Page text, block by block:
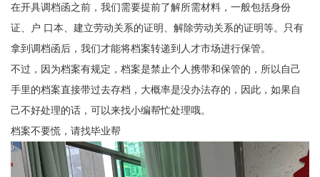
在开具调档函之前，我们需要提前了解所需材料，一般包括身份
证、户 口本、建立劳动关系的证明、解除劳动关系的证明等。只有
拿到调档函后，我们才能将档案转递到人才市场进行保管。
不过，因为档案有规定，档案是禁止个人携带和保管的，所以自己
手里的档案直接带过去存档，大概率是没办法存的，因此，如果自
己不好处理的话，可以来找小编帮忙处理哦。
档案不要慌，请找毕业帮